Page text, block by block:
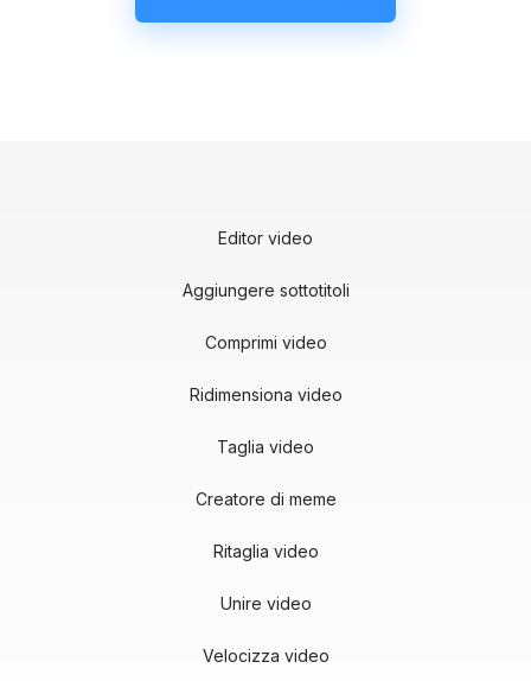
Editor video
Aggiungere sottotitoli
Comprimi video
Ridimensiona video
Taglia video
Creatore di meme
Ritaglia video
Unire video
Velocizza video